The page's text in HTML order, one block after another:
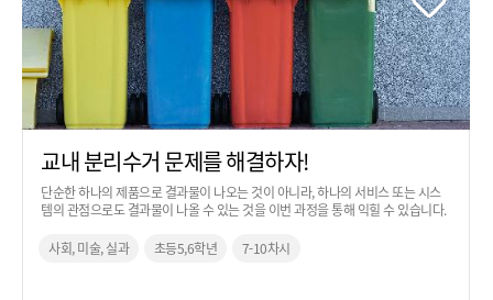
교내 분리수거 문제를 해결하자!
단순한 하나의 제품으로 결과물이 나오는 것이 아니라, 하나의 서비스 또는 시스
템의 관점으로도 결과물이 나올 수 있는 것을 이번 과정을 통해 익힐 수 있습니다.
사회, 미술, 실과 초등5,6학년 7-10차시